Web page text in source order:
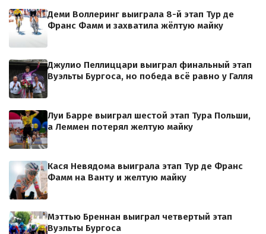
Деми Воллеринг выиграла 8-й этап Тур де
Франс Фамм и захватила жёлтую майку
Джулио Пеллиццари выиграл финальный этап
Вуэльты Бургоса, но победа всё равно у Галля
Луи Барре выиграл шестой этап Тура Польши,
а Леммен потерял желтую майку
Кася Невядома выиграла этап Тур де Франс
Фамм на Ванту и желтую майку
Мэттью Бреннан выиграл четвертый этап
Вуэльты Бургоса